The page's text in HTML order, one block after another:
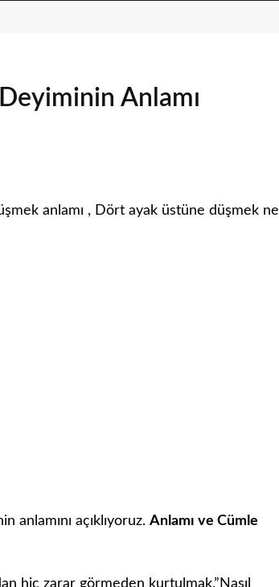
Anlamı
anlamı , Dört ayak üstüne düşmek ne
anlamını açıklıyoruz. Anlamı ve Cümle
hiç zarar görmeden kurtulmak.”Nasıl